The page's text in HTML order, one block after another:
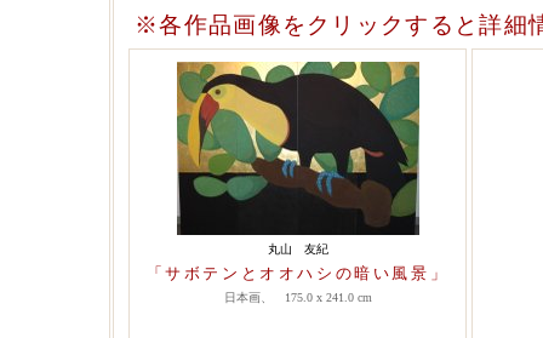
※各作品画像をクリックすると詳細
丸山 友紀
「サボテンとオオハシの暗い風景」
日本画、 175.0 x 241.0 cm